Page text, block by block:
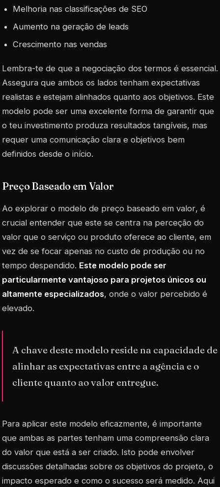
Melhoria nas classificações de SEO
Aumento na geração de leads
Crescimento nas vendas
Lembra-te de que a negociação dos termos é essencial.
Assegura que ambos os lados tenham expectativas
realistas e estejam alinhados quanto aos objetivos. Este
modelo pode ser uma excelente forma de garantir que
o teu investimento produza resultados tangíveis, mas
requer uma comunicação clara e objetivos bem
definidos desde o início.
Preço Baseado em Valor
Ao explorar o modelo de preço baseado em valor, é
crucial entender que este se centra na perceção do
valor que o serviço ou produto oferece ao cliente, em
vez de se focar apenas no custo de produção ou no
tempo despendido. Este modelo pode ser
particularmente vantajoso para projetos únicos ou
altamente especializados, onde o valor percebido é
elevado.
A chave deste modelo reside na capacidade de
alinhar as expectativas entre a agência e o
cliente quanto ao valor entregue.
Para aplicar este modelo eficazmente, é importante
que ambas as partes tenham uma compreensão clara
do valor que está a ser criado. Isto pode envolver
discussões detalhadas sobre os objetivos do projeto, o
impacto esperado e como o sucesso será medido. Aqui